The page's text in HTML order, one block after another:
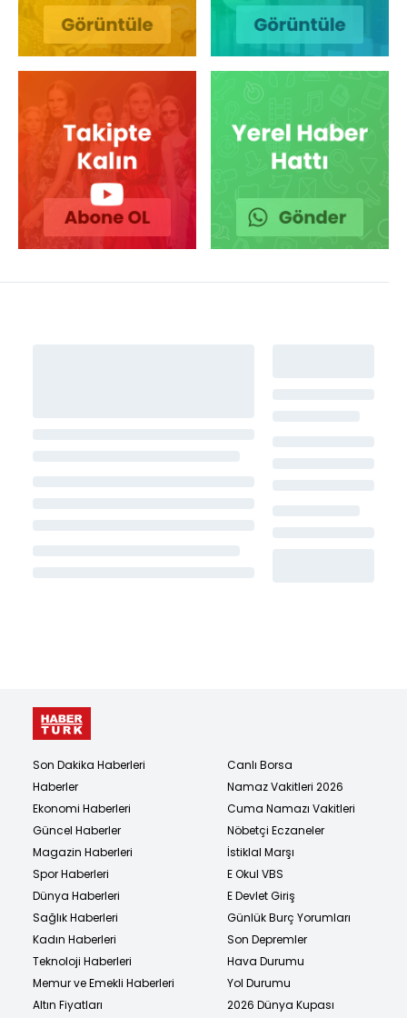
Son Dakika Haberleri
Haberler
Ekonomi Haberleri
Güncel Haberler
Magazin Haberleri
Spor Haberleri
Dünya Haberleri
Sağlık Haberleri
Kadın Haberleri
Teknoloji Haberleri
Memur ve Emekli Haberleri
Altın Fiyatları
Canlı Borsa
Namaz Vakitleri 2026
Cuma Namazı Vakitleri
Nöbetçi Eczaneler
İstiklal Marşı
E Okul VBS
E Devlet Giriş
Günlük Burç Yorumları
Son Depremler
Hava Durumu
Yol Durumu
2026 Dünya Kupası